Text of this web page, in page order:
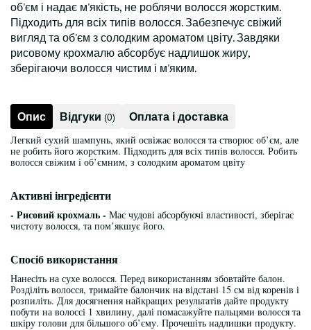
об'єм і надає м'якість, не роблячи волосся жорстким.
Підходить для всіх типів волосся. Забезпечує свіжий
вигляд та об'єм з солодким ароматом цвіту. Завдяки
рисовому крохмалю абсорбує надлишок жиру,
зберігаючи волосся чистим і м'яким.
Опис Відгуки (0) Оплата і доставка
Легкий сухий шампунь, який освіжає волосся та створює об’єм, але
не робить його жорстким. Підходить для всіх типів волосся. Робить
волосся свіжим і об’ємним, з солодким ароматом цвіту
Активні інгредієнти
- Рисовий крохмаль - Має чудові абсорбуючі властивості, зберігає
чистоту волосся, та помʼякшує його.
Спосіб використання
Нанесіть на сухе волосся. Перед використанням збовтайте балон.
Розділіть волосся, тримайте балончик на відстані 15 см від коренів і
розпиліть. Для досягнення найкращих результатів дайте продукту
побути на волоссі 1 хвилину, далі помасажуйте пальцями волосся та
шкіру голови для більшого об’єму. Прочешіть надлишки продукту.